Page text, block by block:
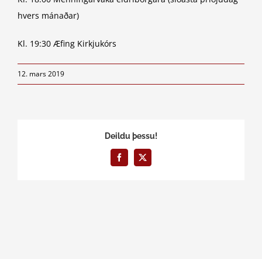
hvers mánaðar)
Kl. 19:30 Æfing Kirkjukórs
12. mars 2019
Deildu þessu!
Facebook
X